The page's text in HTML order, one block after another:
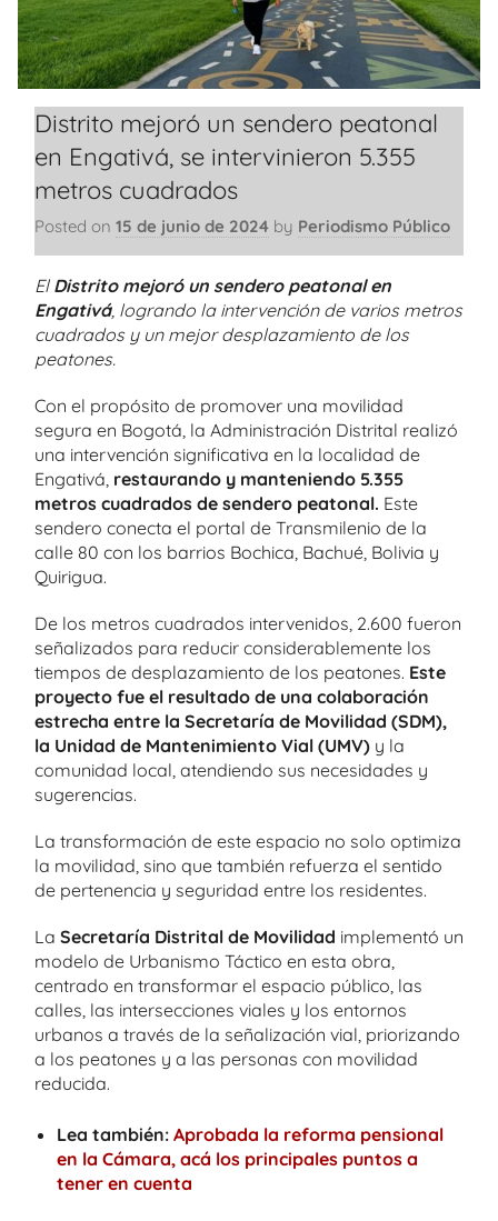
Distrito mejoró un sendero peatonal
en Engativá, se intervinieron 5.355
metros cuadrados
Posted on 15 de junio de 2024 by Periodismo Público
El Distrito mejoró un sendero peatonal en
Engativá, logrando la intervención de varios metros
cuadrados y un mejor desplazamiento de los
peatones.
Con el propósito de promover una movilidad
segura en Bogotá, la Administración Distrital realizó
una intervención significativa en la localidad de
Engativá, restaurando y manteniendo 5.355
metros cuadrados de sendero peatonal. Este
sendero conecta el portal de Transmilenio de la
calle 80 con los barrios Bochica, Bachué, Bolivia y
Quirigua.
De los metros cuadrados intervenidos, 2.600 fueron
señalizados para reducir considerablemente los
tiempos de desplazamiento de los peatones. Este
proyecto fue el resultado de una colaboración
estrecha entre la Secretaría de Movilidad (SDM),
la Unidad de Mantenimiento Vial (UMV) y la
comunidad local, atendiendo sus necesidades y
sugerencias.
La transformación de este espacio no solo optimiza
la movilidad, sino que también refuerza el sentido
de pertenencia y seguridad entre los residentes.
La Secretaría Distrital de Movilidad implementó un
modelo de Urbanismo Táctico en esta obra,
centrado en transformar el espacio público, las
calles, las intersecciones viales y los entornos
urbanos a través de la señalización vial, priorizando
a los peatones y a las personas con movilidad
reducida.
Lea también: Aprobada la reforma pensional
en la Cámara, acá los principales puntos a
tener en cuenta